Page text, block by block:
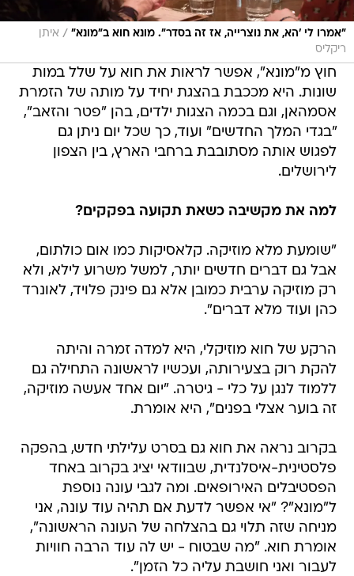
"אמרו לי 'הא, את נוצרייה, אז זה בסדר". מונא חוא ב"מונא" / איתן
ריקליס
חוץ מ"מונא", אפשר לראות את חוא על שלל במות
שונות. היא מככבת בהצגת יחיד על מותה של הזמרת
אסמהאן, וגם בכמה הצגות ילדים, בהן "פטר והזאב",
"בגדי המלך החדשים" ועוד, כך שכל יום ניתן גם
לפגוש אותה מסתובבת ברחבי הארץ, בין הצפון
לירושלים.
למה את מקשיבה כשאת תקועה בפקקים?
"שומעת מלא מוזיקה. קלאסיקות כמו אום כולתום,
אבל גם דברים חדשים יותר, למשל משרוע לילא, ולא
רק מוזיקה ערבית כמובן אלא גם פינק פלויד, לאונרד
כהן ועוד מלא דברים".
הרקע של חוא מוזיקלי, היא למדה זמרה והיתה
להקת רוק בצעירותה, ועכשיו לראשונה התחילה גם
ללמוד לנגן על כלי - גיטרה. "יום אחד אעשה מוזיקה,
זה בוער אצלי בפנים", היא אומרת.
בקרוב נראה את חוא גם בסרט עלילתי חדש, בהפקה
פלסטינית-איסלנדית, שבוודאי יציג בקרוב באחד
הפסטיבלים האירופאים. ומה לגבי עונה נוספת
ל"מונא"? "אי אפשר לדעת אם תהיה עוד עונה, אני
מניחה שזה תלוי גם בהצלחה של העונה הראשונה",
אומרת חוא. "מה שבטוח - יש לה עוד הרבה חוויות
לעבור ואני חושבת עליה כל הזמן".